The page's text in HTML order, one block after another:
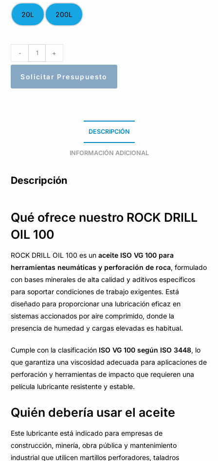
20L 200L
- +
Solicitar Presupuesto
DESCRIPCIÓN
INFORMACIÓN ADICIONAL
Descripción
Qué ofrece nuestro ROCK DRILL
OIL 100
ROCK DRILL OIL 100 es unaceite ISO VG 100 para
herramientas neumáticas y perforación de roca, formulado
con bases minerales de alta calidad y aditivos específicos
para soportar condiciones de trabajo exigentes. Está
diseñado para proporcionar una lubricación eficaz en
sistemas accionados por aire comprimido, donde la
presencia de humedad y cargas elevadas es habitual.
Cumple con la clasificación ISO VG 100 según ISO 3448, lo
que garantiza una viscosidad adecuada para aplicaciones de
perforación y herramientas de impacto que requieren una
película lubricante resistente y estable.
Quién debería usar el aceite
Este lubricante está indicado para empresas de
construcción, minería, obra pública y mantenimiento
industrial que utilicen martillos perforadores, taladros